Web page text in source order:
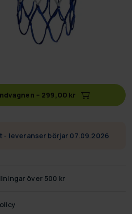
– 299,00 kr
- leveranser börjar 07.09.2026
över 500 kr